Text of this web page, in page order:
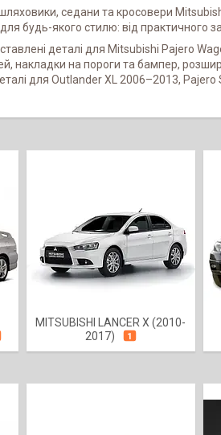
седани та кросовери
будь-якого стилю: від практичного
деталі для Mitsubishi Pajero
накладки на пороги та бампер,
для Outlander XL 2006–2013, Pajero
MITSUBISHI LANCER X (2010-
2017)
1